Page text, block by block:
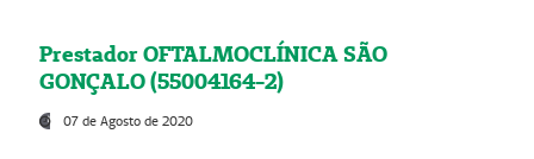
Prestador OFTALMOCLÍNICA SÃO
GONÇALO (55004164-2)
07 de Agosto de 2020